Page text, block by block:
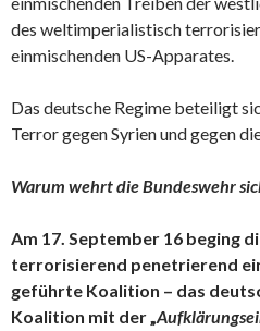
des weltimperialistisch
einmischenden US-Apparates.
Das deutsche Regime beteiligt
Terror gegen Syrien und gegen
Warum wehrt die Bundeswehr
Am 17. September 16 beging
terrorisierend penetrierend
geführte Koalition – das
Koalition mit der „